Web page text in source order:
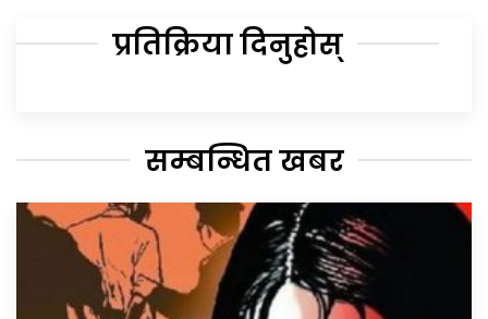
प्रतिक्रिया दिनुहोस्
सम्बन्धित खबर